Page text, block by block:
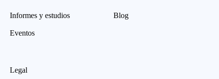
Informes y estudios
Eventos
Blog
Legal